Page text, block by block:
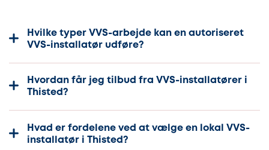
Hvilke typer VVS-arbejde kan en autoriseret
VVS-installatør udføre?
Hvordan får jeg tilbud fra VVS-installatører i
Thisted?
Hvad er fordelene ved at vælge en lokal VVS-
installatør i Thisted?